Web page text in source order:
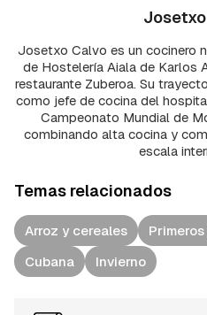
Josetxo Calvo es un cocinero
de Hostelería Aiala de Karlos
restaurante Zuberoa. Su
como jefe de cocina del
Campeonato Mundial de
combinando alta cocina y
escala
Temas relacionados
Arroz y cereales
Cubana
Invierno